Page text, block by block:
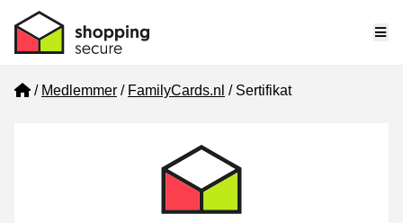
Home
Medlemmer FamilyCards.nl Sertifikat